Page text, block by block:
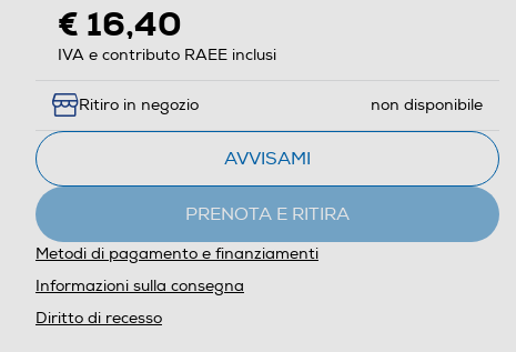
€ 16,40
IVA e contributo RAEE inclusi
Ritiro in negozio non disponibile
AVVISAMI
PRENOTA E RITIRA
Metodi di pagamento e finanziamenti
Informazioni sulla consegna
Diritto di recesso